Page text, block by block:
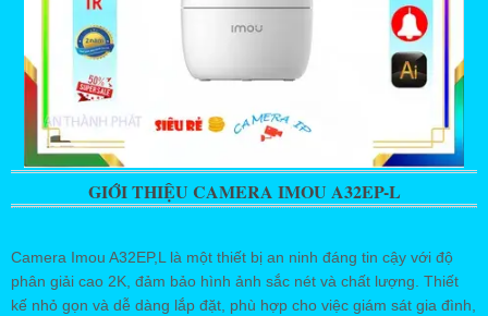
GIỚI THIỆU CAMERA IMOU A32EP-L
Camera Imou A32EP,L là một thiết bị an ninh đáng tin cậy với độ
phân giải cao 2K, đảm bảo hình ảnh sắc nét và chất lượng. Thiết
kế nhỏ gọn và dễ dàng lắp đặt, phù hợp cho việc giám sát gia đình,